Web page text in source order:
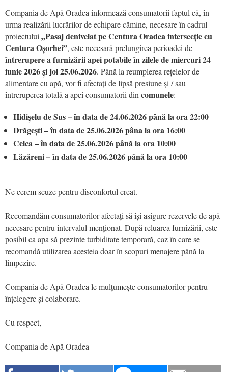
Compania de Apă Oradea informează consumatorii faptul că, în
urma realizării lucrărilor de echipare cămine, necesare în cadrul
proiectului „Pasaj denivelat pe Centura Oradea intersecție cu
Centura Oșorhei”, este necesară prelungirea perioadei de
întrerupere a furnizării apei potabile în zilele de miercuri 24
iunie 2026 și joi 25.06.2026. Până la reumplerea rețelelor de
alimentare cu apă, vor fi afectați de lipsă presiune și / sau
întreruperea totală a apei consumatorii din comunele:
Hidișelu de Sus – în data de 24.06.2026 până la ora 22:00
Drăgești – în data de 25.06.2026 pâna la ora 16:00
Ceica – în data de 25.06.2026 până la ora 10:00
Lăzăreni – în data de 25.06.2026 până la ora 10:00
Ne cerem scuze pentru disconfortul creat.
Recomandăm consumatorilor afectați să își asigure rezervele de apă
necesare pentru intervalul menționat. După reluarea furnizării, este
posibil ca apa să prezinte turbiditate temporară, caz în care se
recomandă utilizarea acesteia doar în scopuri menajere până la
limpezire.
Compania de Apă Oradea le mulțumește consumatorilor pentru
înțelegere și colaborare.
Cu respect,
Compania de Apă Oradea